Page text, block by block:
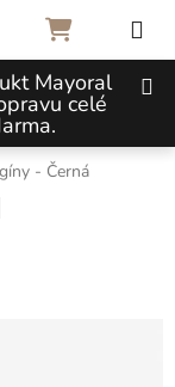
Mayoral
celé
Hledat NÁKUPNÍ
- Černá